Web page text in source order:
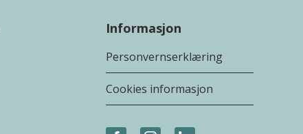
Informasjon
Personvernserklæring
Cookies informasjon